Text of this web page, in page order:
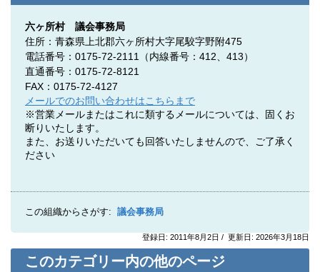
六ヶ所村 議会事務局
住所：青森県上北郡六ヶ所村大字尾駮字野附475
電話番号：0175-72-2111（内線番号：412、413）
直通番号：0175-72-8121
FAX：0175-72-4127
メールでのお問い合わせはこちらまで
※営業メールまたはこれに類するメールについては、固くお
断りいたします。
また、お送りいただいても回答いたしませんので、ご了承く
ださい
この組織からさがす: 議会事務局
登録日: 2011年8月2日 / 更新日: 2026年3月18日
このカテゴリー内の他のページ